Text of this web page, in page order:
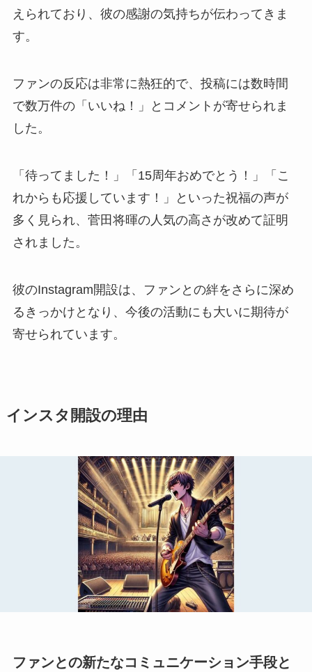
えられており、彼の感謝の気持ちが伝わってきま
す。
ファンの反応は非常に熱狂的で、投稿には数時間
で数万件の「いいね！」とコメントが寄せられま
した。
「待ってました！」「15周年おめでとう！」「こ
れからも応援しています！」といった祝福の声が
多く見られ、菅田将暉の人気の高さが改めて証明
されました。
彼のInstagram開設は、ファンとの絆をさらに深め
るきっかけとなり、今後の活動にも大いに期待が
寄せられています。
インスタ開設の理由
ファンとの新たなコミュニケーション手段と